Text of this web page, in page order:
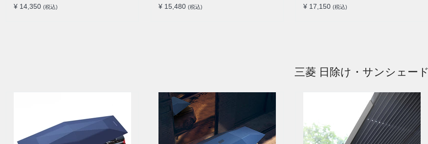
¥ 14,350 (税込) ¥ 15,480 (税込) ¥ 17,150 (税込)
三菱 日除け・サンシェード